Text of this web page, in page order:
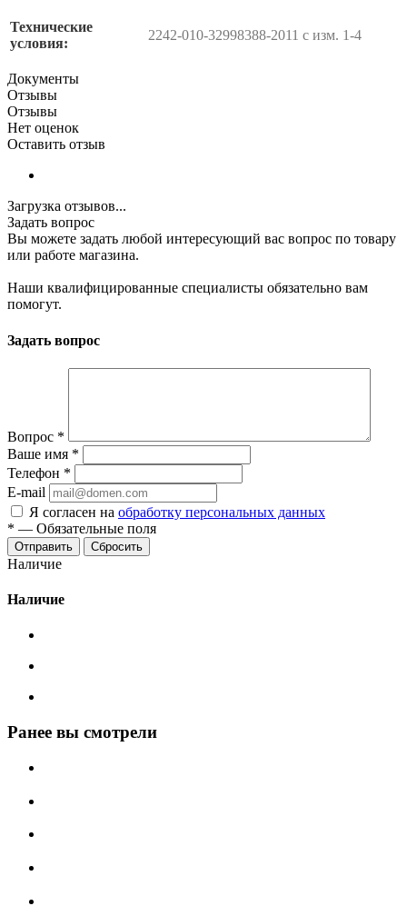
Технические
условия:
2242-010-32998388-2011 с изм. 1-4
Документы
Отзывы
Отзывы
Нет оценок
Оставить отзыв
Загрузка отзывов...
Задать вопрос
Вы можете задать любой интересующий вас вопрос по товару
или работе магазина.
Наши квалифицированные специалисты обязательно вам
помогут.
Задать вопрос
Вопрос *
Ваше имя *
Телефон *
E-mail
Я согласен на обработку персональных данных
* — Обязательные поля
Сбросить
Наличие
Наличие
Ранее вы смотрели